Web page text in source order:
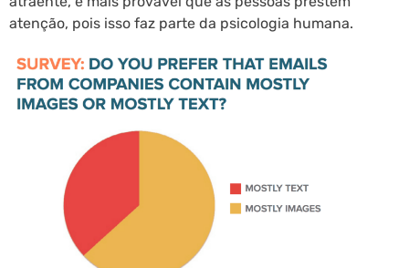
atenção, pois isso faz parte da psicologia humana.